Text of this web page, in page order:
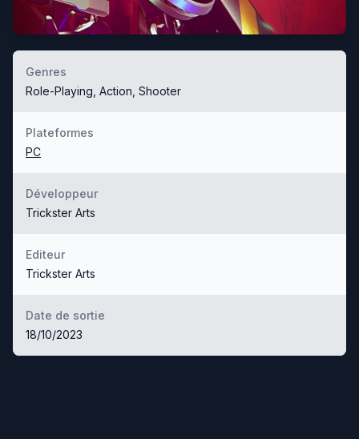
Genres
Role-Playing, Action, Shooter
Plateformes
PC
Développeur
Trickster Arts
Editeur
Trickster Arts
Date de sortie
18/10/2023